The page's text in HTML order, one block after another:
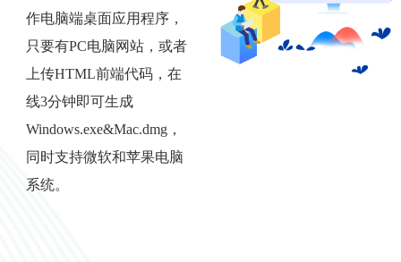
作电脑端桌面应用程序，
只要有PC电脑网站，或者
上传HTML前端代码，在
线3分钟即可生成
Windows.exe&Mac.dmg，
同时支持微软和苹果电脑
系统。